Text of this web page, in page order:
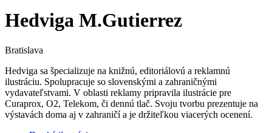
Hedviga M.Gutierrez
Bratislava
Hedviga sa špecializuje na knižnú, editoriálovú a reklamnú
ilustráciu. Spolupracuje so slovenskými a zahraničnými
vydavateľstvami. V oblasti reklamy pripravila ilustrácie pre
Curaprox, O2, Telekom, či dennú tlač. Svoju tvorbu prezentuje na
výstavách doma aj v zahraničí a je držiteľkou viacerých ocenení.